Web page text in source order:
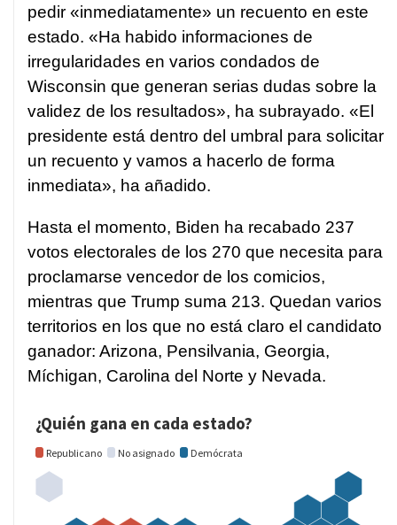
pedir «inmediatamente» un recuento en este
estado. «Ha habido informaciones de
irregularidades en varios condados de
Wisconsin que generan serias dudas sobre la
validez de los resultados», ha subrayado. «El
presidente está dentro del umbral para solicitar
un recuento y vamos a hacerlo de forma
inmediata», ha añadido.
Hasta el momento, Biden ha recabado 237
votos electorales de los 270 que necesita para
proclamarse vencedor de los comicios,
mientras que Trump suma 213. Quedan varios
territorios en los que no está claro el candidato
ganador: Arizona, Pensilvania, Georgia,
Míchigan, Carolina del Norte y Nevada.